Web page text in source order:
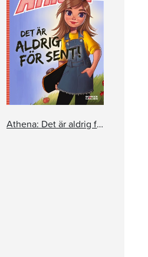
Athena: Det är aldrig för sent!